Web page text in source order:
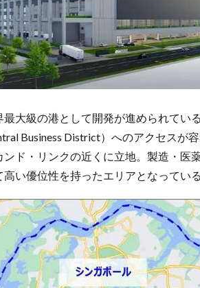
最大級の港として開発が進められて
Business District）へのアクセスが
ド・リンクの近くに立地。製造・医
い優位性を持ったエリアとなっている